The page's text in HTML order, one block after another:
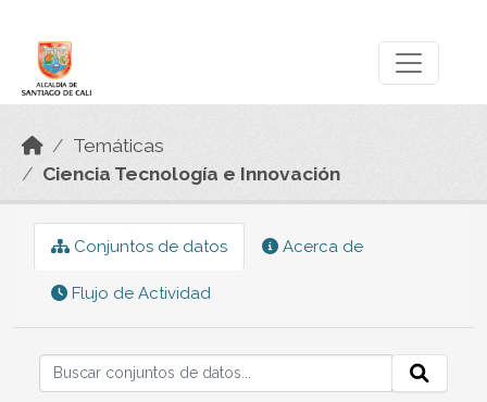
Temáticas
Ciencia Tecnología e Innovación
Conjuntos de datos Acerca de
Flujo de Actividad